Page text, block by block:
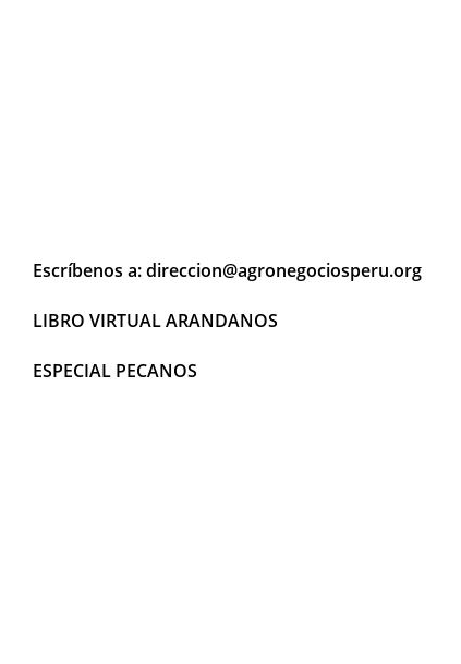
Escríbenos a: direccion@agronegociosperu.org
LIBRO VIRTUAL ARANDANOS
ESPECIAL PECANOS